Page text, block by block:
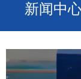
新闻中